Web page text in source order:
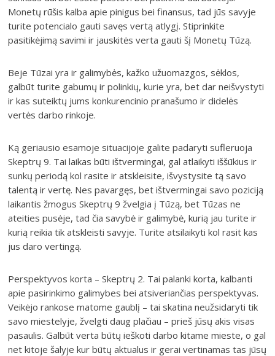
Monetų rūšis kalba apie pinigus bei finansus, tad jūs savyje
turite potencialo gauti savęs vertą atlygį. Stiprinkite
pasitikėjimą savimi ir jauskitės verta gauti šį Monetų Tūzą.
Beje Tūzai yra ir galimybės, kažko užuomazgos, sėklos,
galbūt turite gabumų ir polinkių, kurie yra, bet dar neišvystyti
ir kas suteiktų jums konkurencinio pranašumo ir didelės
vertės darbo rinkoje.
Ką geriausio esamoje situacijoje galite padaryti sufleruoja
Skeptrų 9. Tai laikas būti ištvermingai, gal atlaikyti iššūkius ir
sunkų periodą kol rasite ir atskleisite, išvystysite tą savo
talentą ir vertę. Nes pavargęs, bet ištvermingai savo poziciją
laikantis žmogus Skeptrų 9 žvelgia į Tūzą, bet Tūzas ne
ateities pusėje, tad čia savybė ir galimybė, kurią jau turite ir
kurią reikia tik atskleisti savyje. Turite atsilaikyti kol rasit kas
jus daro vertingą.
Perspektyvos korta – Skeptrų 2. Tai palanki korta, kalbanti
apie pasirinkimo galimybes bei atsiveriančias perspektyvas.
Veikėjo rankose matome gaublį – tai skatina neužsidaryti tik
savo miestelyje, žvelgti daug plačiau – prieš jūsų akis visas
pasaulis. Galbūt verta būtų ieškoti darbo kitame mieste, o gal
net kitoje šalyje kur būtų aktualus ir gerai vertinamas tas jūsų